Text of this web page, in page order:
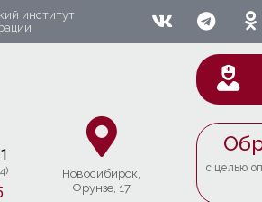
институт
Новосибирcк,
Фрунзе, 17
с целью